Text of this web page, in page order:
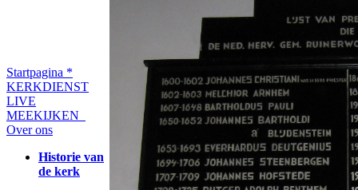
Startpagina *
KERKDIENST
LIVE
MEEKIJKEN
Over ons
Historie van
de kerk